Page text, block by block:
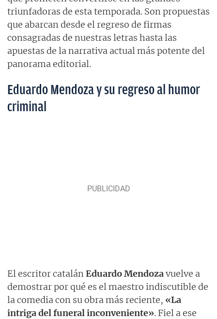
triunfadoras de esta temporada. Son propuestas
que abarcan desde el regreso de firmas
consagradas de nuestras letras hasta las
apuestas de la narrativa actual más potente del
panorama editorial.
Eduardo Mendoza y su regreso al humor
criminal
El escritor catalánEduardo Mendozavuelve a
demostrar por qué es el maestro indiscutible de
la comedia con su obra más reciente, «La
intriga del funeral inconveniente». Fiel a ese